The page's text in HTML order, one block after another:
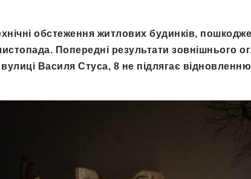
обстеження житлових будинків,
Попередні результати зовнішнього
Василя Стуса, 8 не підлягає